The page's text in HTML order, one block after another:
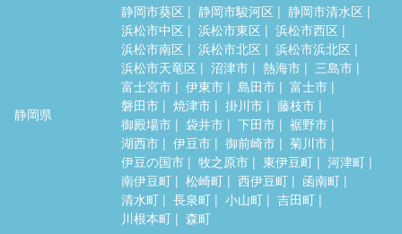
静岡県
静岡市葵区 静岡市駿河区
静岡市清水区
浜松市中区
浜松市東区
浜松市西区
浜松市南区
浜松市北区
浜松市浜北区
浜松市天竜区
沼津市 熱海市
三島市
富士宮市
伊東市 島田市
富士市
磐田市
焼津市 掛川市
藤枝市
御殿場市
袋井市 下田市
裾野市
湖西市
伊豆市 御前崎市
菊川市
伊豆の国市
牧之原市 東伊豆町
河津町
南伊豆町
松崎町 西伊豆町
函南町
清水町
長泉町 小山町
吉田町
川根本町
森町